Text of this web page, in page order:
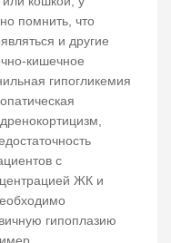
помнить, что
и другие
кишечное
гипогликемия
с
ЖК и
гипоплазию